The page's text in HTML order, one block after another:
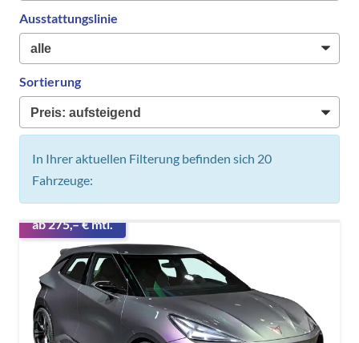
Ausstattungslinie
Sortierung
In Ihrer aktuellen Filterung befinden sich 20
Fahrzeuge:
ab 275,– € mtl.